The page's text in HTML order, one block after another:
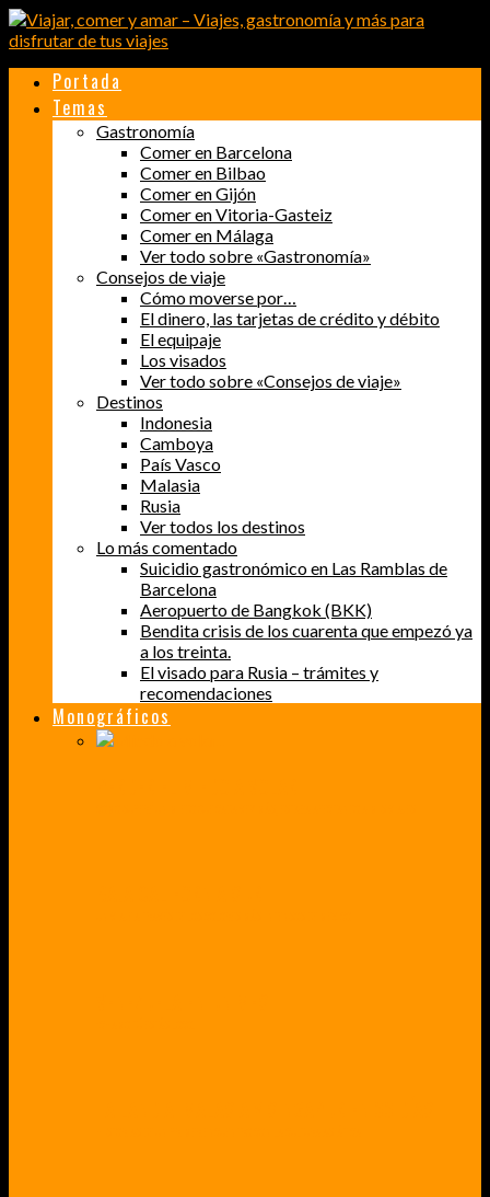
Portada
Temas
Gastronomía
Comer en Barcelona
Comer en Bilbao
Comer en Gijón
Comer en Vitoria-Gasteiz
Comer en Málaga
Ver todo sobre «Gastronomía»
Consejos de viaje
Cómo moverse por…
El dinero, las tarjetas de crédito y débito
El equipaje
Los visados
Ver todo sobre «Consejos de viaje»
Destinos
Indonesia
Camboya
País Vasco
Malasia
Rusia
Ver todos los destinos
Lo más comentado
Suicidio gastronómico en Las Ramblas de
Barcelona
Aeropuerto de Bangkok (BKK)
Bendita crisis de los cuarenta que empezó ya
a los treinta.
El visado para Rusia – trámites y
recomendaciones
Monográficos